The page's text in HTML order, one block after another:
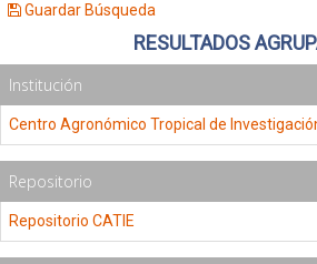
Guardar Búsqueda
RESULTADOS
Institución
Centro Agronómico Tropical de
Repositorio
Repositorio CATIE